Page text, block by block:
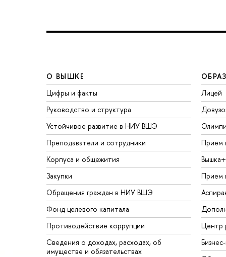
О ВЫШКЕ
Цифры и факты
Руководство и структура
Устойчивое развитие в НИУ ВШЭ
Преподаватели и сотрудники
Корпуса и общежития
Закупки
Обращения граждан в НИУ ВШЭ
Фонд целевого капитала
Противодействие коррупции
Сведения о доходах, расходах, об
имуществе и обязательствах
Лицей
Прием
Вышка+
Прием
Центр